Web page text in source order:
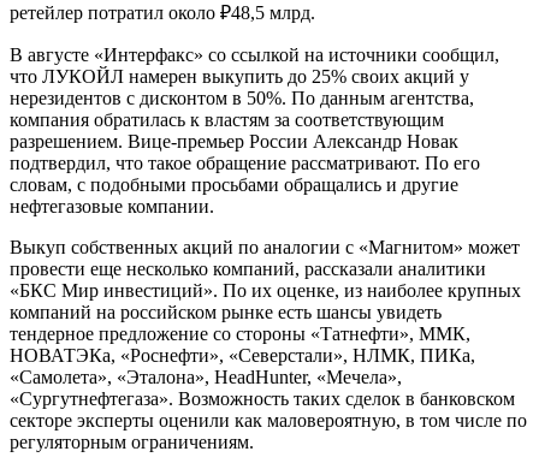
ретейлер потратил около ₽48,5 млрд.
В августе «Интерфакс» со ссылкой на источники сообщил,
что ЛУКОЙЛ намерен выкупить до 25% своих акций у
нерезидентов с дисконтом в 50%. По данным агентства,
компания обратилась к властям за соответствующим
разрешением. Вице-премьер России Александр Новак
подтвердил, что такое обращение рассматривают. По его
словам, с подобными просьбами обращались и другие
нефтегазовые компании.
Выкуп собственных акций по аналогии с «Магнитом» может
провести еще несколько компаний, рассказали аналитики
«БКС Мир инвестиций». По их оценке, из наиболее крупных
компаний на российском рынке есть шансы увидеть
тендерное предложение со стороны «Татнефти», ММК,
НОВАТЭКа, «Роснефти», «Северстали», НЛМК, ПИКа,
«Самолета», «Эталона», HeadHunter, «Мечела»,
«Сургутнефтегаза». Возможность таких сделок в банковском
секторе эксперты оценили как маловероятную, в том числе по
регуляторным ограничениям.